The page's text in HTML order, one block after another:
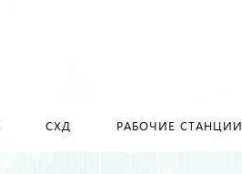
СХД РАБОЧИЕ СТАНЦИИ